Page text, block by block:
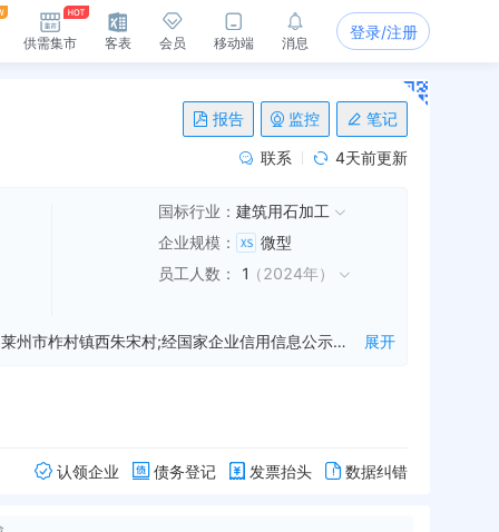
供需集市 客表 会员 移动端 消息
登录/注册
报告 监控 笔记
联系 4天前更新
国标行业： 建筑用石加工
企业规模 ：
微型
员工人数 ： 1 （2024年）
莱州市鸿玉达石材厂是一家从事石材等业务的公司，成立于2015年11月06日，公司坐落在山东省，详细地址为：山东烟台莱州市柞村镇西朱宋村;经国家企业信用信息公示系统查询得知，莱州市鸿玉达石材厂的信用代码/税号为91370683MA3BYPBP0H，法人是李长达，注册资本为600.000000万，企业的经营范围为:加工、销售：石材（依法须经批准的项目，经相关部门批准后方可开展经营活动） 展开
认领企业 债务登记 发票抬头 数据纠错